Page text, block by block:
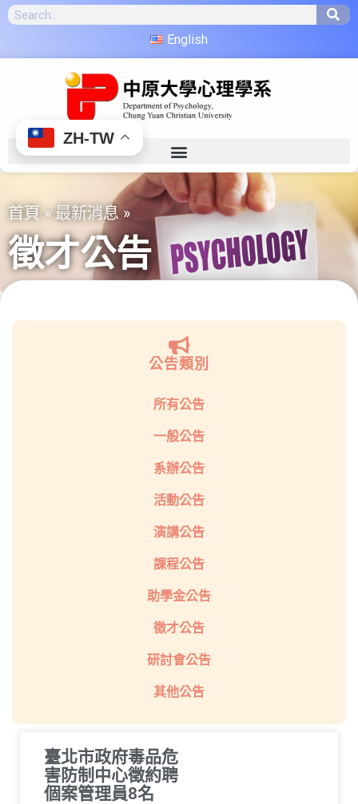
English
首頁 »最新消息»
徵才公告
公告類別
所有公告
一般公告
系辦公告
活動公告
演講公告
課程公告
助學金公告
徵才公告
研討會公告
其他公告
臺北市政府毒品危
害防制中心徵約聘
個案管理員8名
ZH-TW